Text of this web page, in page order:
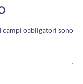
I campi obbligatori sono